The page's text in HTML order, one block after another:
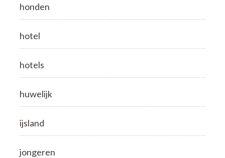
honden
hotel
hotels
huwelijk
ijsland
jongeren